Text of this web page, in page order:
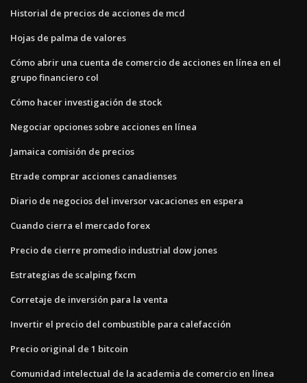
Historial de precios de acciones de mcd
Hojas de palma de valores
Cómo abrir una cuenta de comercio de acciones en línea en el
grupo financiero col
Cómo hacer investigación de stock
Negociar opciones sobre acciones en línea
Jamaica comisión de precios
Etrade comprar acciones canadienses
Diario de negocios del inversor vacaciones en espera
Cuando cierra el mercado forex
Precio de cierre promedio industrial dow jones
Estrategias de scalping fxcm
Corretaje de inversión para la venta
Invertir el precio del combustible para calefacción
Precio original de 1 bitcoin
Comunidad intelectual de la academia de comercio en línea